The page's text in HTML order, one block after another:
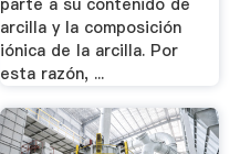
arcilla y la composición
iónica de la arcilla. Por
esta razón, ...